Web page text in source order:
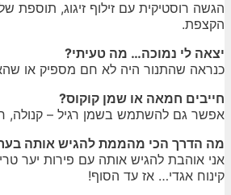
הגשה רוסטיקית עם זילוף זיגוג, תוספת
הקצפת.
יצאה לי נמוכה… מה טעיתי?
כנראה שהתנור היה לא חם מספיק או
חייבים חמאה או שמן קוקוס?
אפשר גם להשתמש בשמן רגיל – קנולה,
מה הדרך הכי מהממת להגיש אותה
אני אוהבת להגיש אותה עם פירות יער
קינוח אגדי… אז עד הסוף!